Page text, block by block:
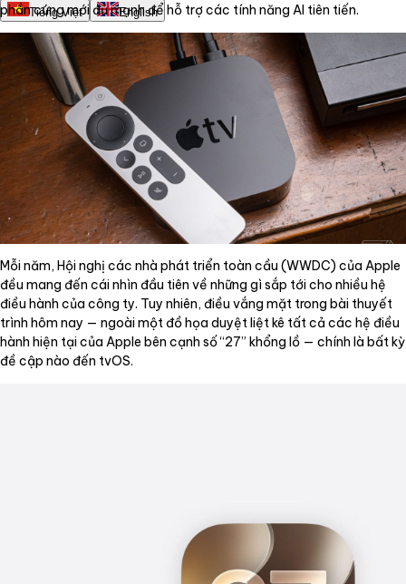
Tiếng Việt English
phần cứng mới đủ mạnh để hỗ trợ các tính năng AI tiên tiến.
Mỗi năm, Hội nghị các nhà phát triển toàn cầu (WWDC) của Apple
đều mang đến cái nhìn đầu tiên về những gì sắp tới cho nhiều hệ
điều hành của công ty. Tuy nhiên, điều vắng mặt trong bài thuyết
trình hôm nay — ngoài một đồ họa duyệt liệt kê tất cả các hệ điều
hành hiện tại của Apple bên cạnh số “27” khổng lồ — chính là bất kỳ
đề cập nào đến tvOS.